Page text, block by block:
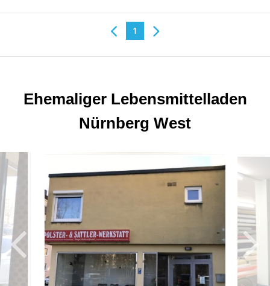
1
Ehemaliger Lebensmittelladen
Nürnberg West